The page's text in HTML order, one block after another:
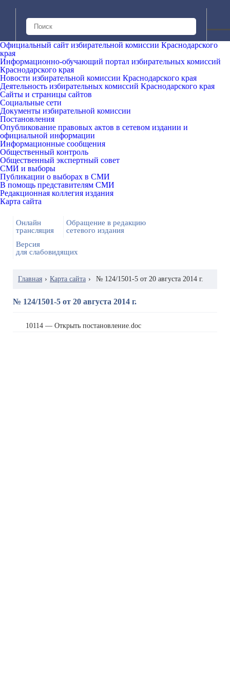
Официальный сайт избирательной комиссии Краснодарского
края
Информационно-обучающий портал избирательных комиссий
Краснодарского края
Новости избирательной комиссии Краснодарского края
Деятельность избирательных комиссий Краснодарского края
Сайты и страницы сайтов
Социальные сети
Документы избирательной комиссии
Постановления
Опубликование правовых актов в сетевом издании и
официальной информации
Информационные сообщения
Общественный контроль
Общественный экспертный совет
СМИ и выборы
Публикации о выборах в СМИ
В помощь представителям СМИ
Редакционная коллегия издания
Карта сайта
Онлайн
трансляция
Обращение в редакцию
сетевого издания
Версия
для слабовидящих
Главная › Карта сайта › № 124/1501-5 от 20 августа 2014 г.
№ 124/1501-5 от 20 августа 2014 г.
10114 — Открыть постановление.doc